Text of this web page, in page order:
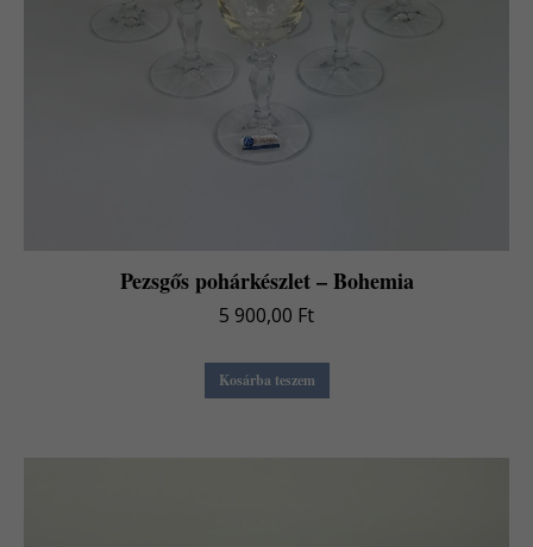
Pezsgős pohárkészlet – Bohemia
5 900,00 Ft
Kosárba teszem